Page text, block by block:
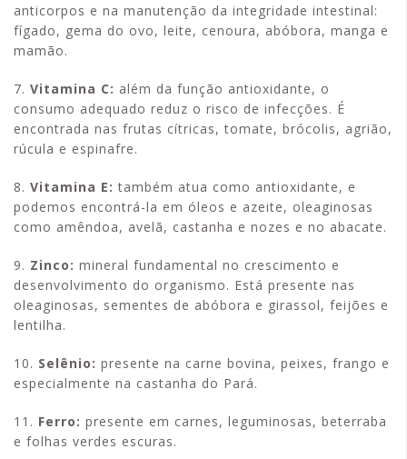
anticorpos e na manutenção da integridade intestinal:
fígado, gema do ovo, leite, cenoura, abóbora, manga e
mamão.
7. Vitamina C: além da função antioxidante, o
consumo adequado reduz o risco de infecções. É
encontrada nas frutas cítricas, tomate, brócolis, agrião,
rúcula e espinafre.
8. Vitamina E: também atua como antioxidante, e
podemos encontrá-la em óleos e azeite, oleaginosas
como amêndoa, avelã, castanha e nozes e no abacate.
9. Zinco: mineral fundamental no crescimento e
desenvolvimento do organismo. Está presente nas
oleaginosas, sementes de abóbora e girassol, feijões e
lentilha.
10. Selênio: presente na carne bovina, peixes, frango e
especialmente na castanha do Pará.
11. Ferro: presente em carnes, leguminosas, beterraba
e folhas verdes escuras.